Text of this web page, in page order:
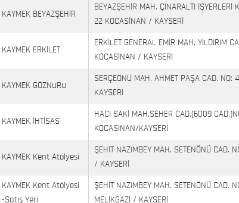
KAYMEK BEYAZŞEHİR
BEYAZŞEHİR MAH. ÇINARALTI İŞYERLERİ
22 KOCASİNAN / KAYSERİ
KAYMEK ERKİLET
ERKİLET GENERAL EMİR MAH. YILDIRIM
KOCASİNAN / KAYSERİ
KAYMEK GÖZNURU
SERÇEÖNÜ MAH. AHMET PAŞA CAD. NO:
KAYSERİ
KAYMEK İHTİSAS
HACI SAKİ MAH.SEHER CAD.(6009
KOCASİNAN/KAYSERİ
KAYMEK Kent Atölyesi
ŞEHİT NAZIMBEY MAH. SETENÖNÜ CAD.
/ KAYSERİ
KAYMEK Kent Atölyesi
-Satış Yeri
ŞEHİT NAZIMBEY MAH. SETENÖNÜ CAD.
MELİKGAZİ / KAYSERİ